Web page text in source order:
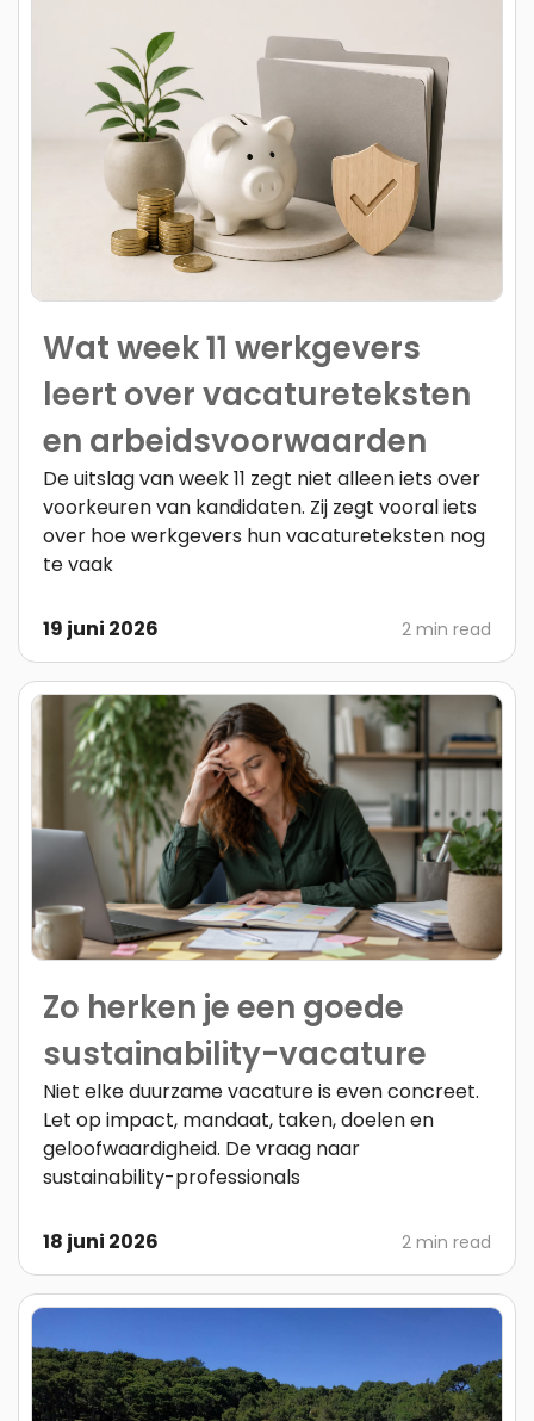
Wat week 11 werkgevers
leert over vacatureteksten
en arbeidsvoorwaarden
De uitslag van week 11 zegt niet alleen iets over
voorkeuren van kandidaten. Zij zegt vooral iets
over hoe werkgevers hun vacatureteksten nog
te vaak
19 juni 2026 2 min read
Zo herken je een goede
sustainability-vacature
Niet elke duurzame vacature is even concreet.
Let op impact, mandaat, taken, doelen en
geloofwaardigheid. De vraag naar
sustainability-professionals
18 juni 2026 2 min read